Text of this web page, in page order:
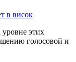
в висок
этих
голосовой и